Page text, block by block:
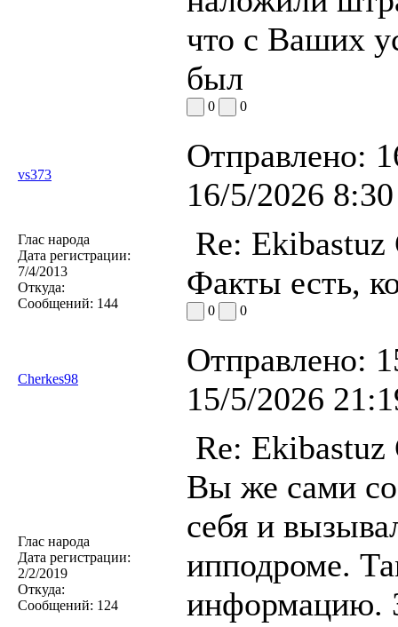
что с Ваших
был
0 0
vs373
Отправлено:
16/5/2026 8:30
Глас народа
Дата регистрации:
7/4/2013
Откуда:
Сообщений: 144
Re: Ekibastuz
Факты есть,
0 0
Cherkes98
Отправлено:
15/5/2026
Глас народа
Дата регистрации:
2/2/2019
Откуда:
Сообщений: 124
Re: Ekibastuz
Вы же сами
себя и
ипподроме.
информацию.